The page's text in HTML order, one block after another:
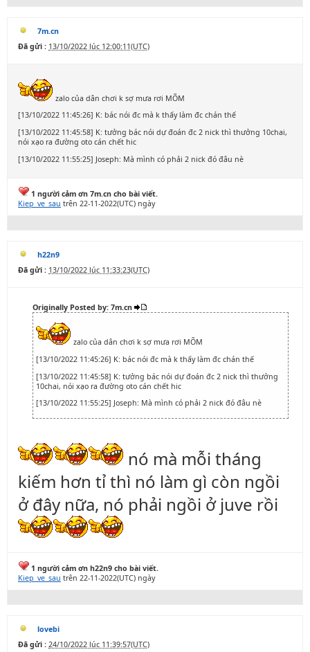
7m.cn
Đã gửi : 13/10/2022 lúc 12:00:11(UTC)
zalo của dân chơi k sợ mưa rơi MÕM
[13/10/2022 11:45:26] K: bác nói đc mà k thấy làm đc chán thế
[13/10/2022 11:45:58] K: tưởng bác nói dự đoán đc 2 nick thì thưởng 10chai,
nói xạo ra đường oto cán chết hic
[13/10/2022 11:55:25] Joseph: Mà mình có phải 2 nick đó đâu nè
1 người cảm ơn 7m.cn cho bài viết.
Kiep_ve_sau trên 22-11-2022(UTC) ngày
h22n9
Đã gửi : 13/10/2022 lúc 11:33:23(UTC)
Originally Posted by: 7m.cn
zalo của dân chơi k sợ mưa rơi MÕM
[13/10/2022 11:45:26] K: bác nói đc mà k thấy làm đc chán thế
[13/10/2022 11:45:58] K: tưởng bác nói dự đoán đc 2 nick thì thưởng
10chai, nói xạo ra đường oto cán chết hic
[13/10/2022 11:55:25] Joseph: Mà mình có phải 2 nick đó đâu nè
nó mà mỗi tháng
kiếm hơn tỉ thì nó làm gì còn ngồi
ở đây nữa, nó phải ngồi ở juve rồi
1 người cảm ơn h22n9 cho bài viết.
Kiep_ve_sau trên 22-11-2022(UTC) ngày
lovebi
Đã gửi : 24/10/2022 lúc 11:39:57(UTC)